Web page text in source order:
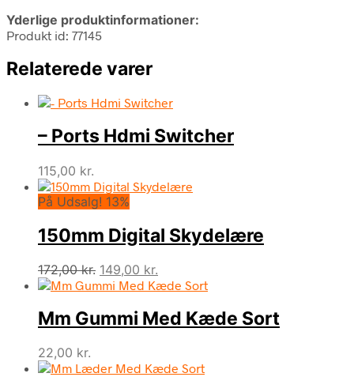
Yderlige produktinformationer:
Produkt id: 77145
Relaterede varer
– Ports Hdmi Switcher
115,00 kr.
På Udsalg! 13%
150mm Digital Skydelære
172,00kr. Den
oprindelige
var:
172,00 kr..
149,00 kr.
aktuelle
er:
149,00 kr..
Mm Gummi Med Kæde Sort
22,00 kr.